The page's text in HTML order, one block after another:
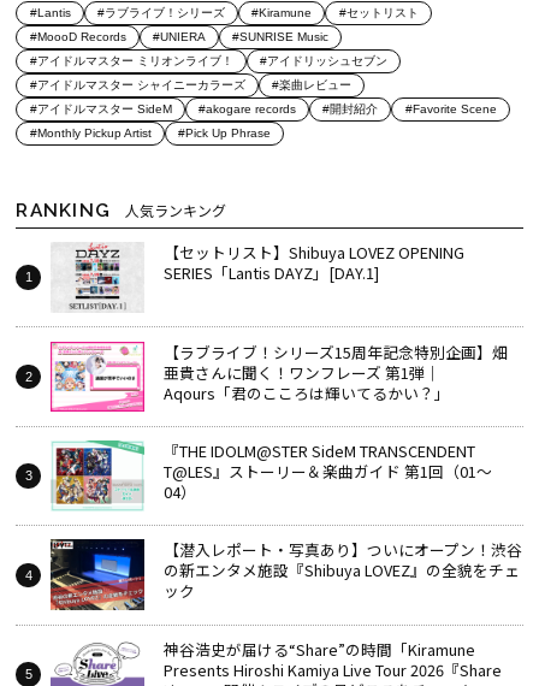
#Lantis #ラブライブ！シリーズ #Kiramune
#セットリスト
#MoooD Records
#UNIERA
#SUNRISE Music
#アイドルマスター ミリオンライブ！
#アイドリッシュセブン
#アイドルマスター シャイニーカラーズ
#楽曲レビュー
#アイドルマスター SideM
#akogare records #開封紹介
#Favorite Scene
#Monthly Pickup Artist
#Pick Up Phrase
RANKING 人気ランキング
【セットリスト】Shibuya LOVEZ OPENING
SERIES「Lantis DAYZ」[DAY.1]
【ラブライブ！シリーズ15周年記念特別企画】畑
亜貴さんに聞く！ワンフレーズ 第1弾｜
Aqours「君のこころは輝いてるかい？」
『THE IDOLM@STER SideM TRANSCENDENT
T@LES』ストーリー＆楽曲ガイド 第1回（01～
04）
【潜入レポート・写真あり】ついにオープン！渋谷
の新エンタメ施設『Shibuya LOVEZ』の全貌をチェ
ック
神谷浩史が届ける“Share”の時間――「Kiramune
Presents Hiroshi Kamiya Live Tour 2026『Share